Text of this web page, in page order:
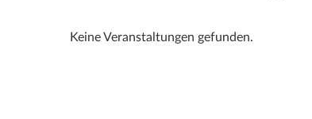
Keine Veranstaltungen gefunden.